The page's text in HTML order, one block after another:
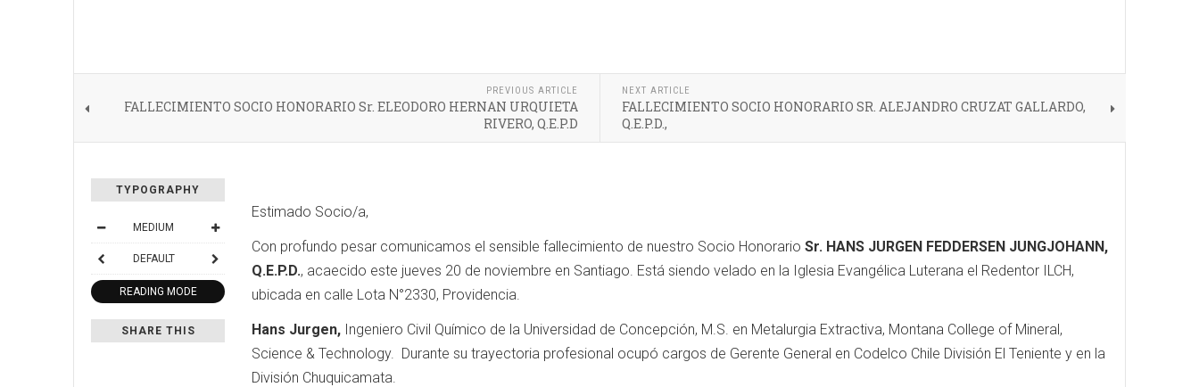
PREVIOUS ARTICLE
FALLECIMIENTO SOCIO HONORARIO Sr. ELEODORO HERNAN URQUIETA
RIVERO, Q.E.P.D
NEXT ARTICLE
FALLECIMIENTO SOCIO HONORARIO SR. ALEJANDRO CRUZAT GALLARDO,
Q.E.P.D.,
TYPOGRAPHY
MEDIUM
DEFAULT
READING MODE
SHARE THIS
Estimado Socio/a,
Con profundo pesar comunicamos el sensible fallecimiento de nuestro Socio Honorario Sr. HANS JURGEN FEDDERSEN JUNGJOHANN,
Q.E.P.D., acaecido este jueves 20 de noviembre en Santiago. Está siendo velado en la Iglesia Evangélica Luterana el Redentor ILCH,
ubicada en calle Lota N°2330, Providencia.
Hans Jurgen, Ingeniero Civil Químico de la Universidad de Concepción, M.S. en Metalurgia Extractiva, Montana College of Mineral,
Science & Technology. Durante su trayectoria profesional ocupó cargos de Gerente General en Codelco Chile División El Teniente y en la
División Chuquicamata.